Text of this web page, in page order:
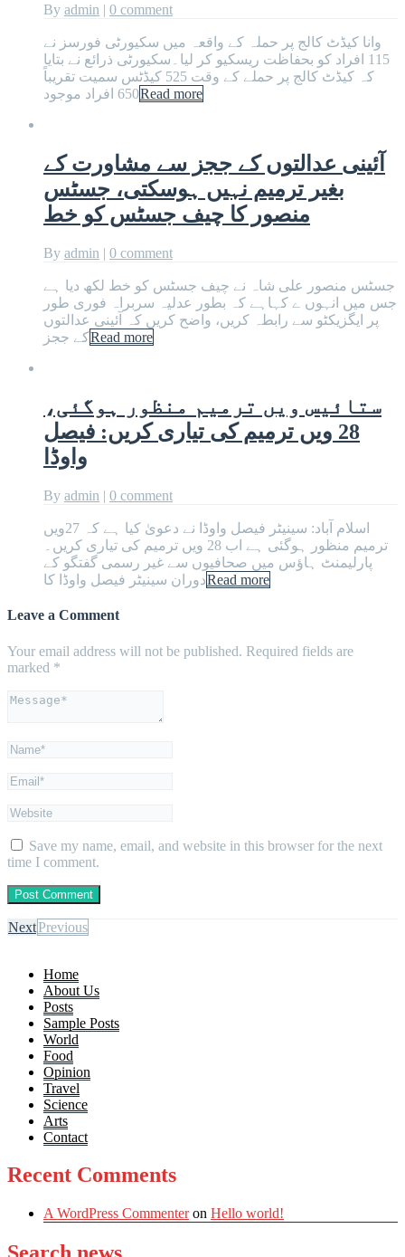
By admin | 0 comment
وانا کیڈٹ کالج پر حملہ کے واقعہ میں سکیورٹی فورسز نے
115 افراد کو بحفاظت ریسکیو کر لیا۔سکیورٹی ذرائع نے بتایا
کہ کیڈٹ کالج پر حملے کے وقت 525 کیڈٹس سمیت تقریباً
650 افراد موجودRead more
آئینی عدالتوں کے ججز سے مشاورت کے
بغیر ترمیم نہیں ہوسکتی، جسٹس
منصور کا چیف جسٹس کو خط
By admin | 0 comment
جسٹس منصور علی شاہ نے چیف جسٹس کو خط لکھ دیا ہے
جس میں انہوں ے کہاہے کہ بطور عدلیہ سربراہ فوری طور
پر ایگزیکٹو سے رابطہ کریں، واضح کریں کہ آئینی عدالتوں
کے ججزRead more
ستائیس ویں ترمیم منظور ہوگئی،
28 ویں ترمیم کی تیاری کریں: فیصل
واوڈا
By admin | 0 comment
اسلام آباد: سینیٹر فیصل واوڈا نے دعویٰ کیا ہے کہ 27ویں
ترمیم منظور ہوگئی ہے اب 28 ویں ترمیم کی تیاری کریں۔
پارلیمنٹ ہاؤس میں صحافیوں سے غیر رسمی گفتگو کے
دوران سینیٹر فیصل واوڈا کاRead more
Leave a Comment
Your email address will not be published. Required fields are
marked *
Save my name, email, and website in this browser for the next
time I comment.
NextPrevious
Home
About Us
Posts
Sample Posts
World
Food
Opinion
Travel
Science
Arts
Contact
Recent Comments
A WordPress Commenteron Hello world!